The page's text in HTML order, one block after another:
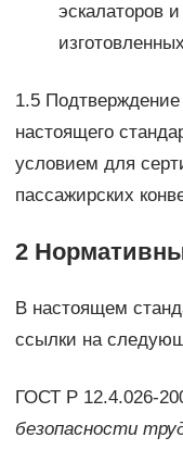
эскалаторов
1.5 Подтверждение
настоящего
условием для
пассажирских
2
В настоящем
ссылки на
ГОСТ Р 12.4.026-
безопасности